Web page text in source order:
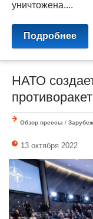
уничтожена....
Подробнее
НАТО
Обзор прессы /
13 октября 2022